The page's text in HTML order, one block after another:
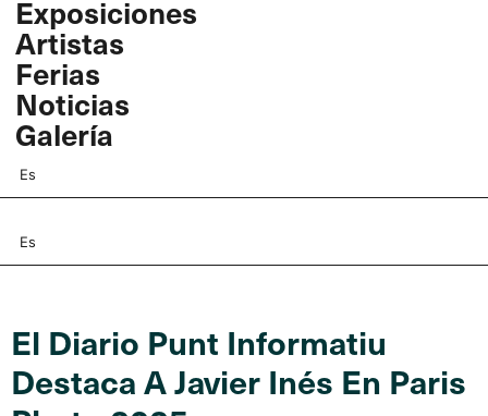
contenido
Exposiciones
Artistas
Ferias
Noticias
Galería
Es
Es
El Diario Punt Informatiu
Destaca A Javier Inés En Paris